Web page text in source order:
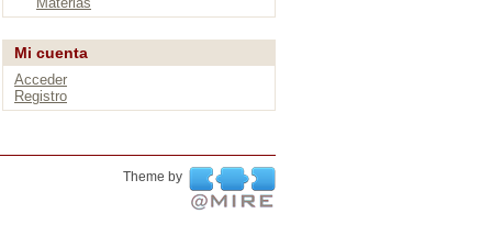
Mi cuenta
Acceder
Registro
Theme by